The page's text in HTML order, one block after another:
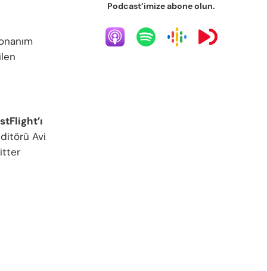
Avi
Podcast’imize abone olun.